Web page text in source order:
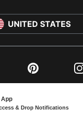
UNITED STATES
Pinterest
© PUMA